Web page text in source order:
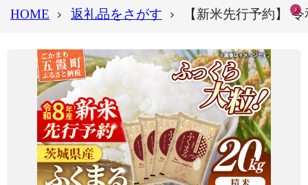
HOME 返礼品をさがす 【新米先行予約】